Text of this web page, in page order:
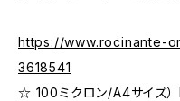
https://www.rocinante-
3618541
☆ 100ミクロン/A4サイズ